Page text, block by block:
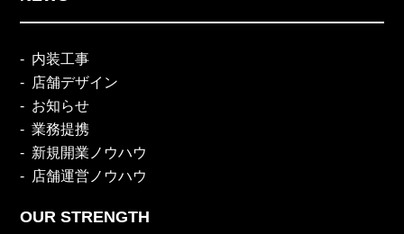
内装工事
店舗デザイン
お知らせ
業務提携
新規開業ノウハウ
店舗運営ノウハウ
OUR STRENGTH